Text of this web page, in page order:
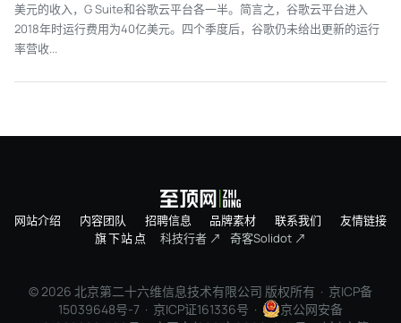
美元的收入，G Suite和谷歌云平台各一半。简言之，谷歌云平台进入
2018年时运行费用为40亿美元。四个季度后，谷歌仍未给出更新的运行
率营收...
网站介绍 内容团队 招聘信息 品牌素材 联系我们
友情链接
旗下站点
科技行者 ↗ 奇客Solidot ↗
© 2026 北京第二十六维信息技术有限公司 版权所有 · 京ICP备
15039648号-7 · 京ICP证161336号 ·
京公网安备